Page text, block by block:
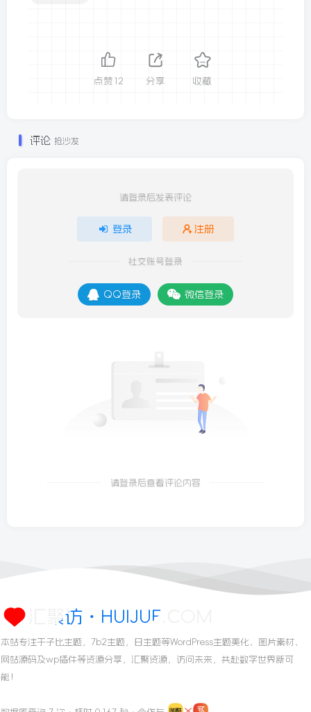
点赞 12 分享 收藏
评论 抢沙发
请登录后发表评论
登录 注册
社交账号登录
QQ登录 微信登录
请登录后查看评论内容
汇聚访・HUIJUF.COM
本站专注于子比主题，7b2主题，日主题等WordPress主题美化、图片素材、
网站源码及wp插件等资源分享，汇聚资源，访问未来，共赴数字世界新可
能！